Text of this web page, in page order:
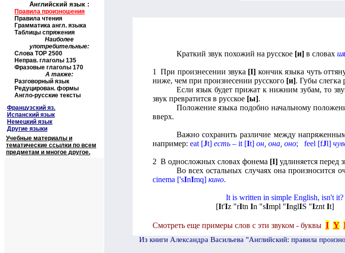
Краткий звук похожий на русское [и] в словах ш
1 При произнесении звука [I] кончик языка чуть
ниже, чем при произнесении русского [и]. Губы слегка
Если язык будет прижат к нижним зубам, то
звук превратится в русское [ы].
Положение языка подобно начальному
вверх.
Важно сохранить различие между
например: eat[Jt] есть– it[It] он, она, оно; feel [fJl]
2 В односложных словах фонема [I]удлиняется перед
Во всех остальных случаях она произносится
cinema ['sInImq] кино.
It is written in simple English, isn't it?
[It'Iz "rItn In "sImpl "InglIS "Iznt It]
Смотреть еще примеры слов с эти звуком - буквы I Y
Из книги Александра Васильева "Английский: правила
Английский язык:
Правила произношения
Правила чтения
Грамматика англ. языка
Таблицы спряжения
Наиболее
употребительные:
Слова TOP 2500
Неправ. глаголы 135
Фразовые глаголы 170
А также:
Разговорный язык
Редуцирован. формы
Англо-русские тексты
Французский яз.
Испанский язык
Немецкий язык
Другие языки
Учебные материалы и
тематические ссылки по всем
предметам и многое другое.